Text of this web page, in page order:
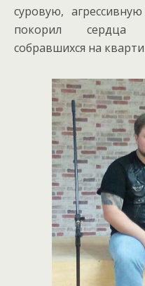
суровую,
покорил сердца
собравшихся на